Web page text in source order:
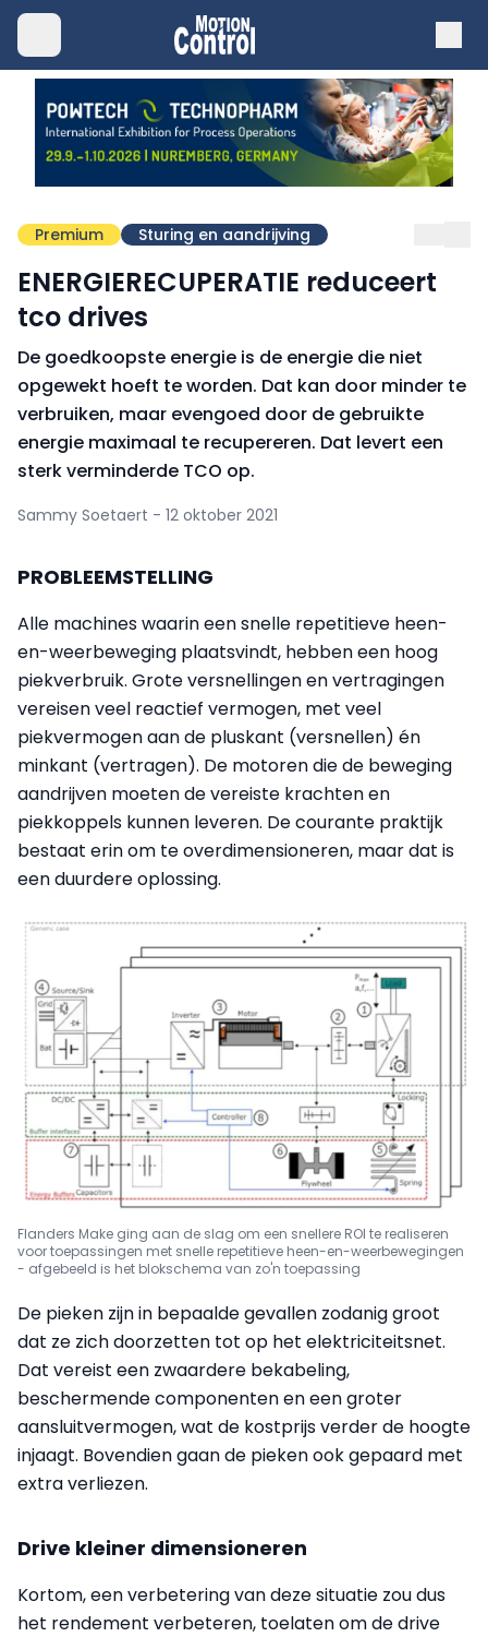
Premium Sturing en aandrijving
ENERGIERECUPERATIE reduceert
tco drives
De goedkoopste energie is de energie die niet
opgewekt hoeft te worden. Dat kan door minder te
verbruiken, maar evengoed door de gebruikte
energie maximaal te recupereren. Dat levert een
sterk verminderde TCO op.
Sammy Soetaert - 12 oktober 2021
PROBLEEMSTELLING
Alle machines waarin een snelle repetitieve heen-
en-weerbeweging plaatsvindt, hebben een hoog
piekverbruik. Grote versnellingen en vertragingen
vereisen veel reactief vermogen, met veel
piekvermogen aan de pluskant (versnellen) én
minkant (vertragen). De motoren die de beweging
aandrijven moeten de vereiste krachten en
piekkoppels kunnen leveren. De courante praktijk
bestaat erin om te overdimensioneren, maar dat is
een duurdere oplossing.
Flanders Make ging aan de slag om een snellere ROI te realiseren
voor toepassingen met snelle repetitieve heen-en-weerbewegingen
- afgebeeld is het blokschema van zo'n toepassing
De pieken zijn in bepaalde gevallen zodanig groot
dat ze zich doorzetten tot op het elektriciteitsnet.
Dat vereist een zwaardere bekabeling,
beschermende componenten en een groter
aansluitvermogen, wat de kostprijs verder de hoogte
injaagt. Bovendien gaan de pieken ook gepaard met
extra verliezen.
Drive kleiner dimensioneren
Kortom, een verbetering van deze situatie zou dus
het rendement verbeteren, toelaten om de drive